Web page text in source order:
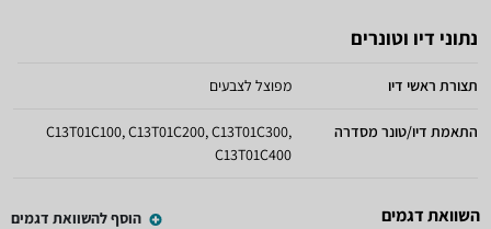
נתוני דיו וטונרים
תצורת ראשי דיו מפוצל לצבעים
התאמת דיו/טונר מסדרה
C13T01C100, C13T01C200, C13T01C300,
C13T01C400
השוואת דגמים הוסף להשוואת דגמים